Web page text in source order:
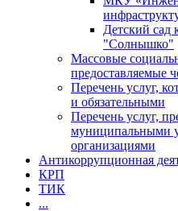
Детский сад
"Солнышко"
Массовые
предоставляемые
Перечень услуг,
и обязательными
Перечень услуг,
муниципальными
организациями
Антикоррупционная
КРП
ТИК
...